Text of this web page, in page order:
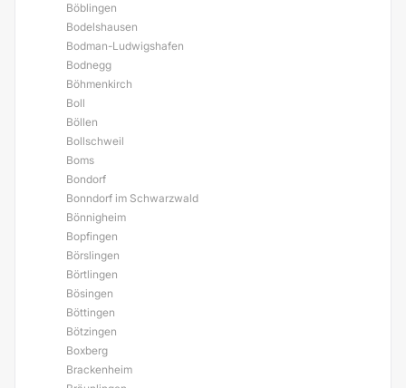
Böblingen
Bodelshausen
Bodman-Ludwigshafen
Bodnegg
Böhmenkirch
Boll
Böllen
Bollschweil
Boms
Bondorf
Bonndorf im Schwarzwald
Bönnigheim
Bopfingen
Börslingen
Börtlingen
Bösingen
Böttingen
Bötzingen
Boxberg
Brackenheim